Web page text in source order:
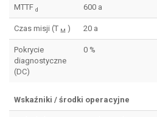
MTTF d 600 a
Czas misji (T M ) 20 a
Pokrycie
diagnostyczne
(DC)
0 %
Wskaźniki / środki operacyjne